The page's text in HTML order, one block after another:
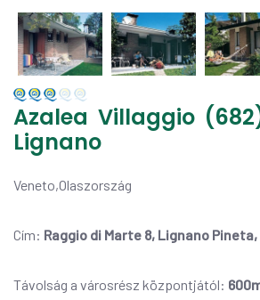
Azalea Villaggio
Lignano
Veneto,Olaszország
Cím: Raggio di Marte 8, Lignano
Távolság a városrész központjától: